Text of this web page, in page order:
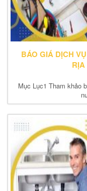
BÁO GIÁ DỊCH
RỊA
Mục Lục1 Tham khảo